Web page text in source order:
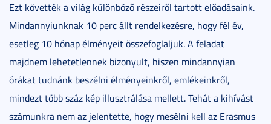
Ezt követték a világ különböző részeiről tartott előadásaink.
Mindannyiunknak 10 perc állt rendelkezésre, hogy fél év,
esetleg 10 hónap élményeit összefoglaljuk. A feladat
majdnem lehetetlennek bizonyult, hiszen mindannyian
órákat tudnánk beszélni élményeinkről, emlékeinkről,
mindezt több száz kép illusztrálása mellett. Tehát a kihívást
számunkra nem az jelentette, hogy mesélni kell az Erasmus